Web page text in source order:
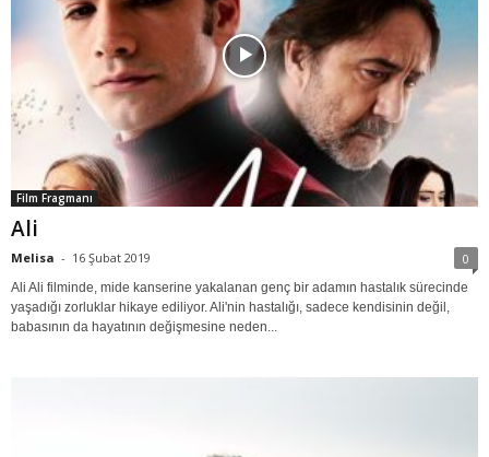
Film Fragmanı
Ali
Melisa - 16 Şubat 2019 0
Ali Ali filminde, mide kanserine yakalanan genç bir adamın hastalık sürecinde
yaşadığı zorluklar hikaye ediliyor. Ali'nin hastalığı, sadece kendisinin değil,
babasının da hayatının değişmesine neden...